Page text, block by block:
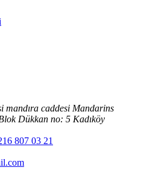
mandıra caddesi Mandarins
Dükkan no: 5 Kadıköy
807 03 21